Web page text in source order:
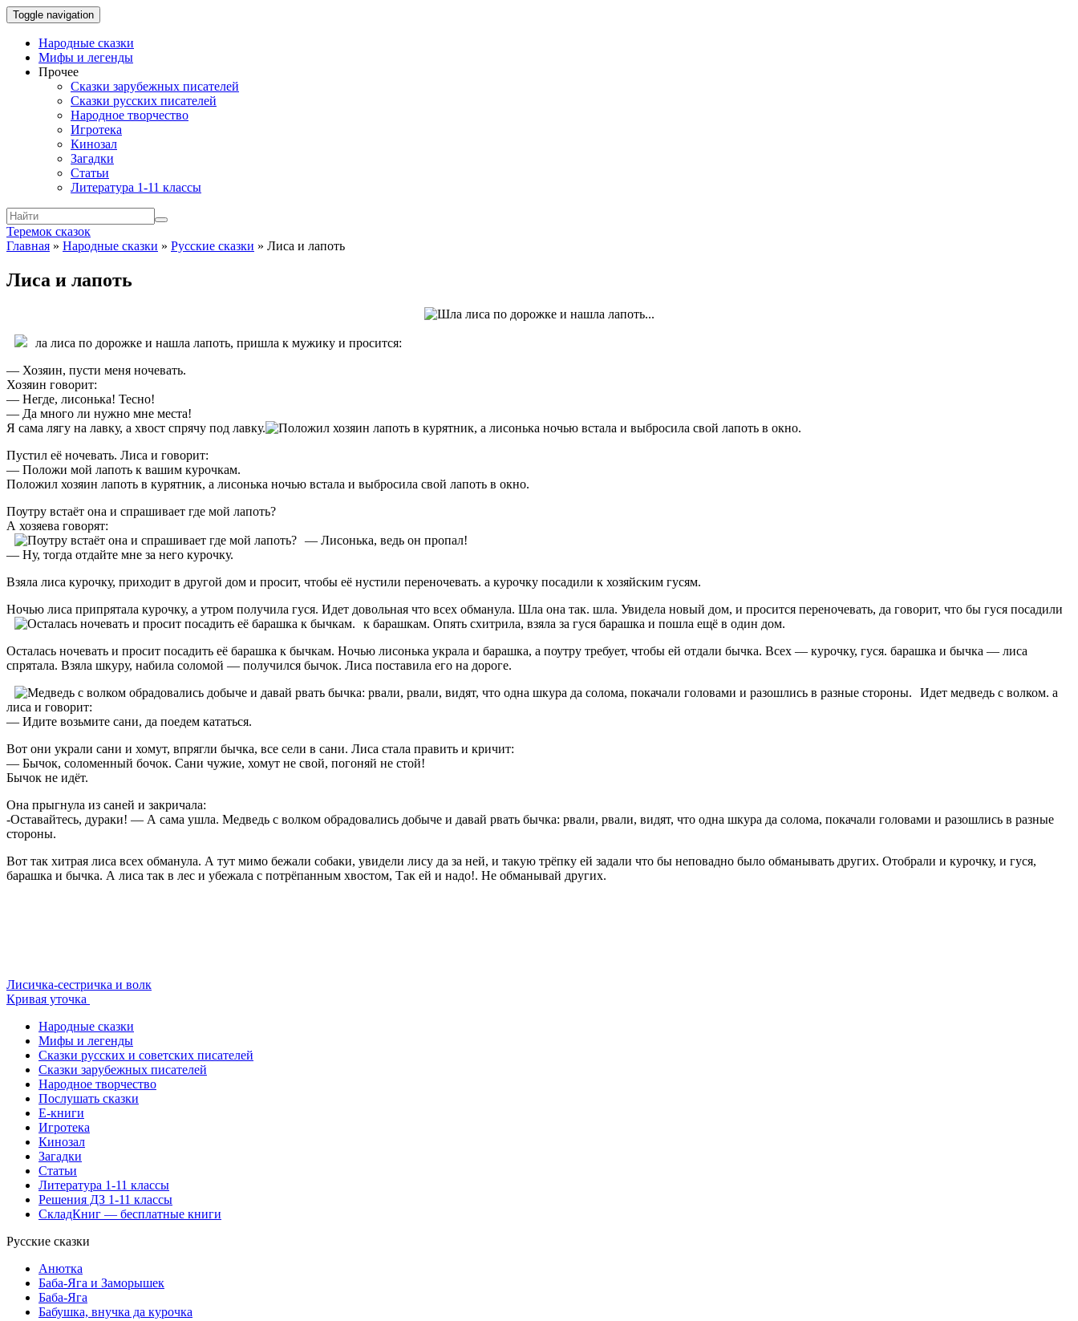
Toggle navigation
Народные сказки
Мифы и легенды
Прочее
Сказки зарубежных писателей
Сказки русских писателей
Народное творчество
Игротека
Кинозал
Загадки
Статьи
Литература 1-11 классы
Теремок сказок
Главная » Народные сказки » Русские сказки » Лиса и лапоть
Лиса и лапоть
ла лиса по дорожке и нашла лапоть, пришла к мужику и просится:
— Хозяин, пусти меня ночевать.
Хозяин говорит:
— Негде, лисонька! Тесно!
— Да много ли нужно мне места!
Я сама лягу на лавку, а хвост спрячу под лавку.
Пустил её ночевать. Лиса и говорит:
— Положи мой лапоть к вашим курочкам.
Положил хозяин лапоть в курятник, а лисонька ночью встала и выбросила свой лапоть в окно.
Поутру встаёт она и спрашивает где мой лапоть?
А хозяева говорят:
— Лисонька, ведь он пропал!
— Ну, тогда отдайте мне за него курочку.
Взяла лиса курочку, приходит в другой дом и просит, чтобы её нустили переночевать. а курочку посадили к хозяйским гусям.
Ночью лиса припрятала курочку, а утром получила гуся. Идет довольная что всех обманула. Шла она так. шла. Увидела новый дом, и просится переночевать, да говорит, что бы гуся посадили
к барашкам. Опять схитрила, взяла за гуся барашка и пошла ещё в один дом.
Осталась ночевать и просит посадить её барашка к бычкам. Ночью лисонька украла и барашка, а поутру требует, чтобы ей отдали бычка. Всех — курочку, гуся. барашка и бычка — лиса
спрятала. Взяла шкуру, набила соломой — получился бычок. Лиса поставила его на дороге.
Идет медведь с волком. а
лиса и говорит:
— Идите возьмите сани, да поедем кататься.
Вот они украли сани и хомут, впрягли бычка, все сели в сани. Лиса стала править и кричит:
— Бычок, соломенный бочок. Сани чужие, хомут не свой, погоняй не стой!
Бычок не идёт.
Она прыгнула из саней и закричала:
-Оставайтесь, дураки! — А сама ушла. Медведь с волком обрадовались добыче и давай рвать бычка: рвали, рвали, видят, что одна шкура да солома, покачали головами и разошлись в разные
стороны.
Вот так хитрая лиса всех обманула. А тут мимо бежали собаки, увидели лису да за ней, и такую трёпку ей задали что бы неповадно было обманывать других. Отобрали и курочку, и гуся,
барашка и бычка. А лиса так в лес и убежала с потрёпанным хвостом, Так ей и надо!. Не обманывай других.
Лисичка-сестричка и волк
Кривая уточка
Народные сказки
Мифы и легенды
Сказки русских и советских писателей
Сказки зарубежных писателей
Народное творчество
Послушать сказки
Е-книги
Игротека
Кинозал
Загадки
Статьи
Литература 1-11 классы
Решения ДЗ 1-11 классы
СкладКниг — бесплатные книги
Русские сказки
Анютка
Баба-Яга и Заморышек
Баба-Яга
Бабушка, внучка да курочка